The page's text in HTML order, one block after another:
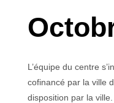
L’équipe du centre
cofinancé par la ville
disposition par la ville.